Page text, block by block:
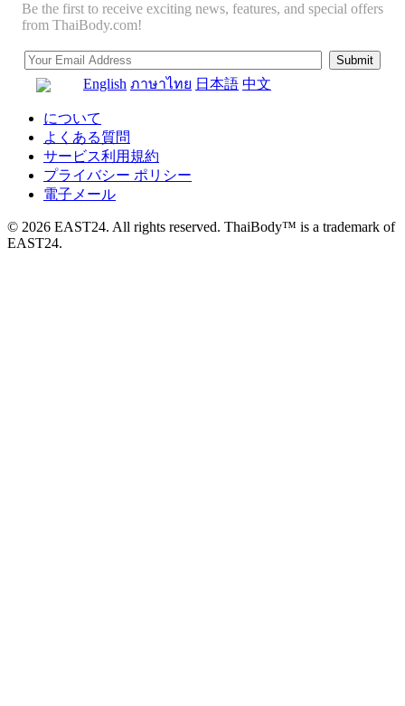
Be the first to receive exciting news, features, and special offers
from ThaiBody.com!
English ภาษาไทย 日本語 中文
について
よくある質問
サービス利用規約
プライバシー ポリシー
電子メール
© 2026 EAST24. All rights reserved. ThaiBody™ is a trademark of
EAST24.